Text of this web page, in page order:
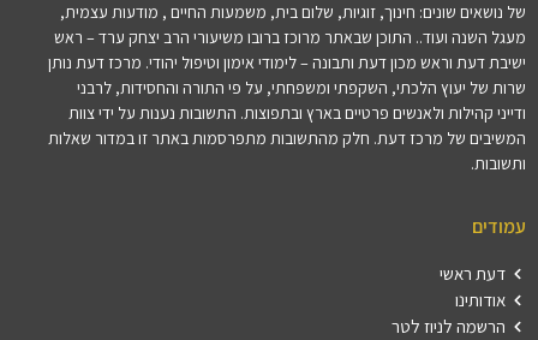
של נושאים שונים: חינוך, זוגיות, שלום בית, משמעות החיים , מודעות עצמית,
מעגל השנה ועוד.. התוכן שבאתר מרוכז ברובו משיעורי הרב יצחק ערד – ראש
ישיבת דעת וראש מכון דעת ותבונה – לימודי אימון וטיפול יהודי. מרכז דעת נותן
שרות של יעוץ הלכתי, השקפתי ומשפחתי, על פי התורה והחסידות, לרבני
ודייני קהילות ולאנשים פרטיים בארץ ובתפוצות. התשובות נענות על ידי צוות
המשיבים של מרכז דעת. חלק מהתשובות מתפרסמות באתר זו במדור שאלות
ותשובות.
עמודים
דעת ראשי
אודותינו
הרשמה לניוז לטר